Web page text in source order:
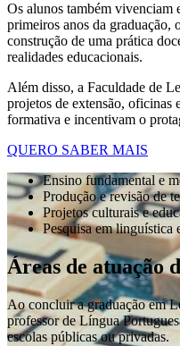
Os alunos também vivenciam
primeiros anos da graduação,
construção de uma prática
realidades educacionais.
Além disso, a Faculdade de
projetos de extensão, oficinas
formativa e incentivam o
QUERO SABER MAIS
Ensino fundamental e
Produção e revisão de
Projetos culturais e
Pesquisa em linguística
Áreas de atuação
Ao concluir a graduação em
professor de Língua
escolas públicas ou privadas.